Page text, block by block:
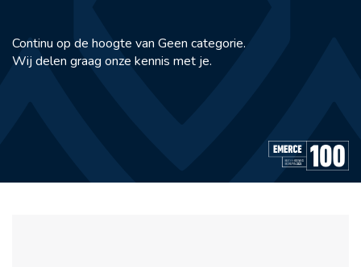
Continu op de hoogte van Geen categorie.
Wij delen graag onze kennis met je.